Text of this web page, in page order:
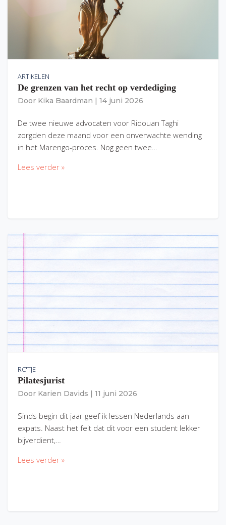
ARTIKELEN
De grenzen van het recht op verdediging
Door Kika Baardman 14 juni 2026
De twee nieuwe advocaten voor Ridouan Taghi
zorgden deze maand voor een onverwachte wending
in het Marengo-proces. Nog geen twee…
Lees verder »
RC'TJE
Pilatesjurist
Door Karien Davids 11 juni 2026
Sinds begin dit jaar geef ik lessen Nederlands aan
expats. Naast het feit dat dit voor een student lekker
bijverdient,…
Lees verder »